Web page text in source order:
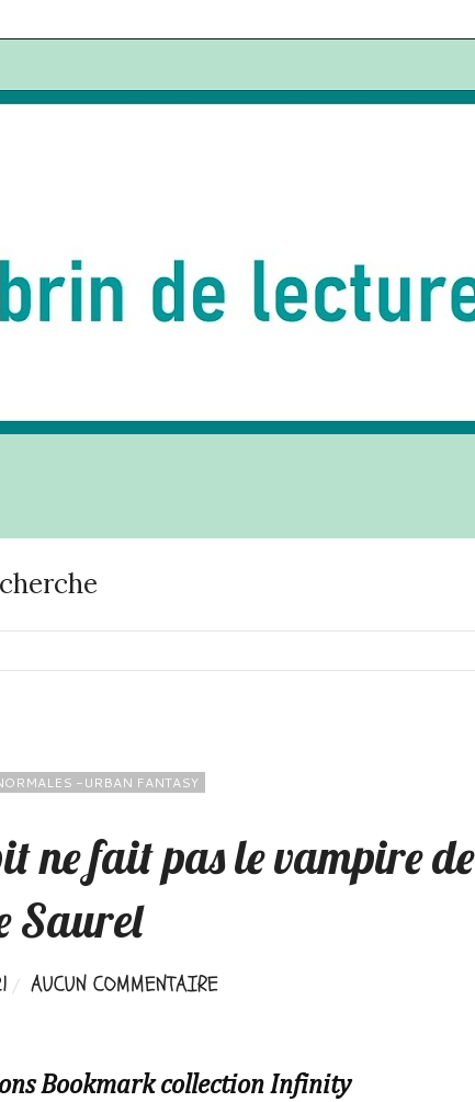
-URBAN FANTASY
ne fait pas le vampire de
Saurel
AUCUN COMMENTAIRE
Bookmark collection Infinity